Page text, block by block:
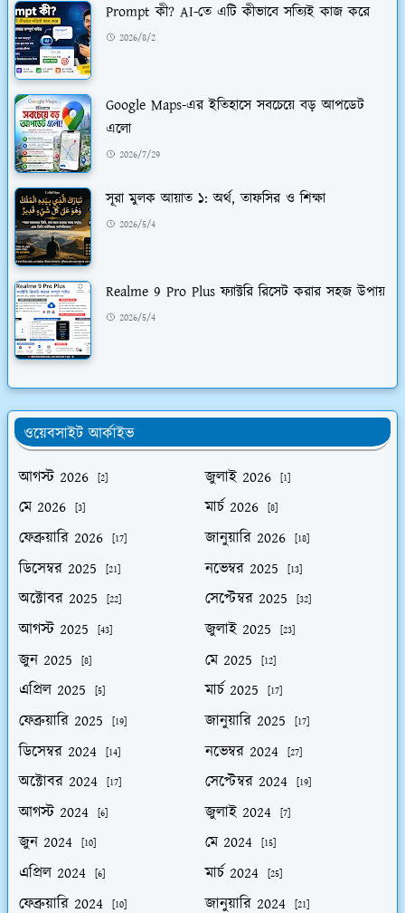
Prompt কী? AI-তে এটি কীভাবে সত্যিই কাজ করে
2026/8/2
Google Maps-এর ইতিহাসে সবচেয়ে বড় আপডেট
এলো
2026/7/29
সূরা মুলক আয়াত ১: অর্থ, তাফসির ও শিক্ষা
2026/5/4
Realme 9 Pro Plus ফ্যাক্টরি রিসেট করার সহজ উপায়
2026/5/4
ওয়েবসাইট আর্কাইভ
আগস্ট 2026
[2] জুলাই 2026 [1]
মে 2026 [3] মার্চ 2026 [8]
ফেব্রুয়ারি 2026 [17] জানুয়ারি 2026 [18]
ডিসেম্বর 2025 [21] নভেম্বর 2025 [13]
অক্টোবর 2025 [22] সেপ্টেম্বর 2025 [32]
আগস্ট 2025 [43] জুলাই 2025 [23]
জুন 2025 [8] মে 2025 [12]
এপ্রিল 2025 [5] মার্চ 2025 [17]
ফেব্রুয়ারি 2025 [19] জানুয়ারি 2025 [17]
ডিসেম্বর 2024 [14] নভেম্বর 2024 [27]
অক্টোবর 2024 [17] সেপ্টেম্বর 2024 [19]
আগস্ট 2024 [6] জুলাই 2024 [7]
জুন 2024 [10] মে 2024 [15]
এপ্রিল 2024 [6] মার্চ 2024 [25]
ফেব্রুয়ারি 2024 [10] জানুয়ারি 2024 [21]